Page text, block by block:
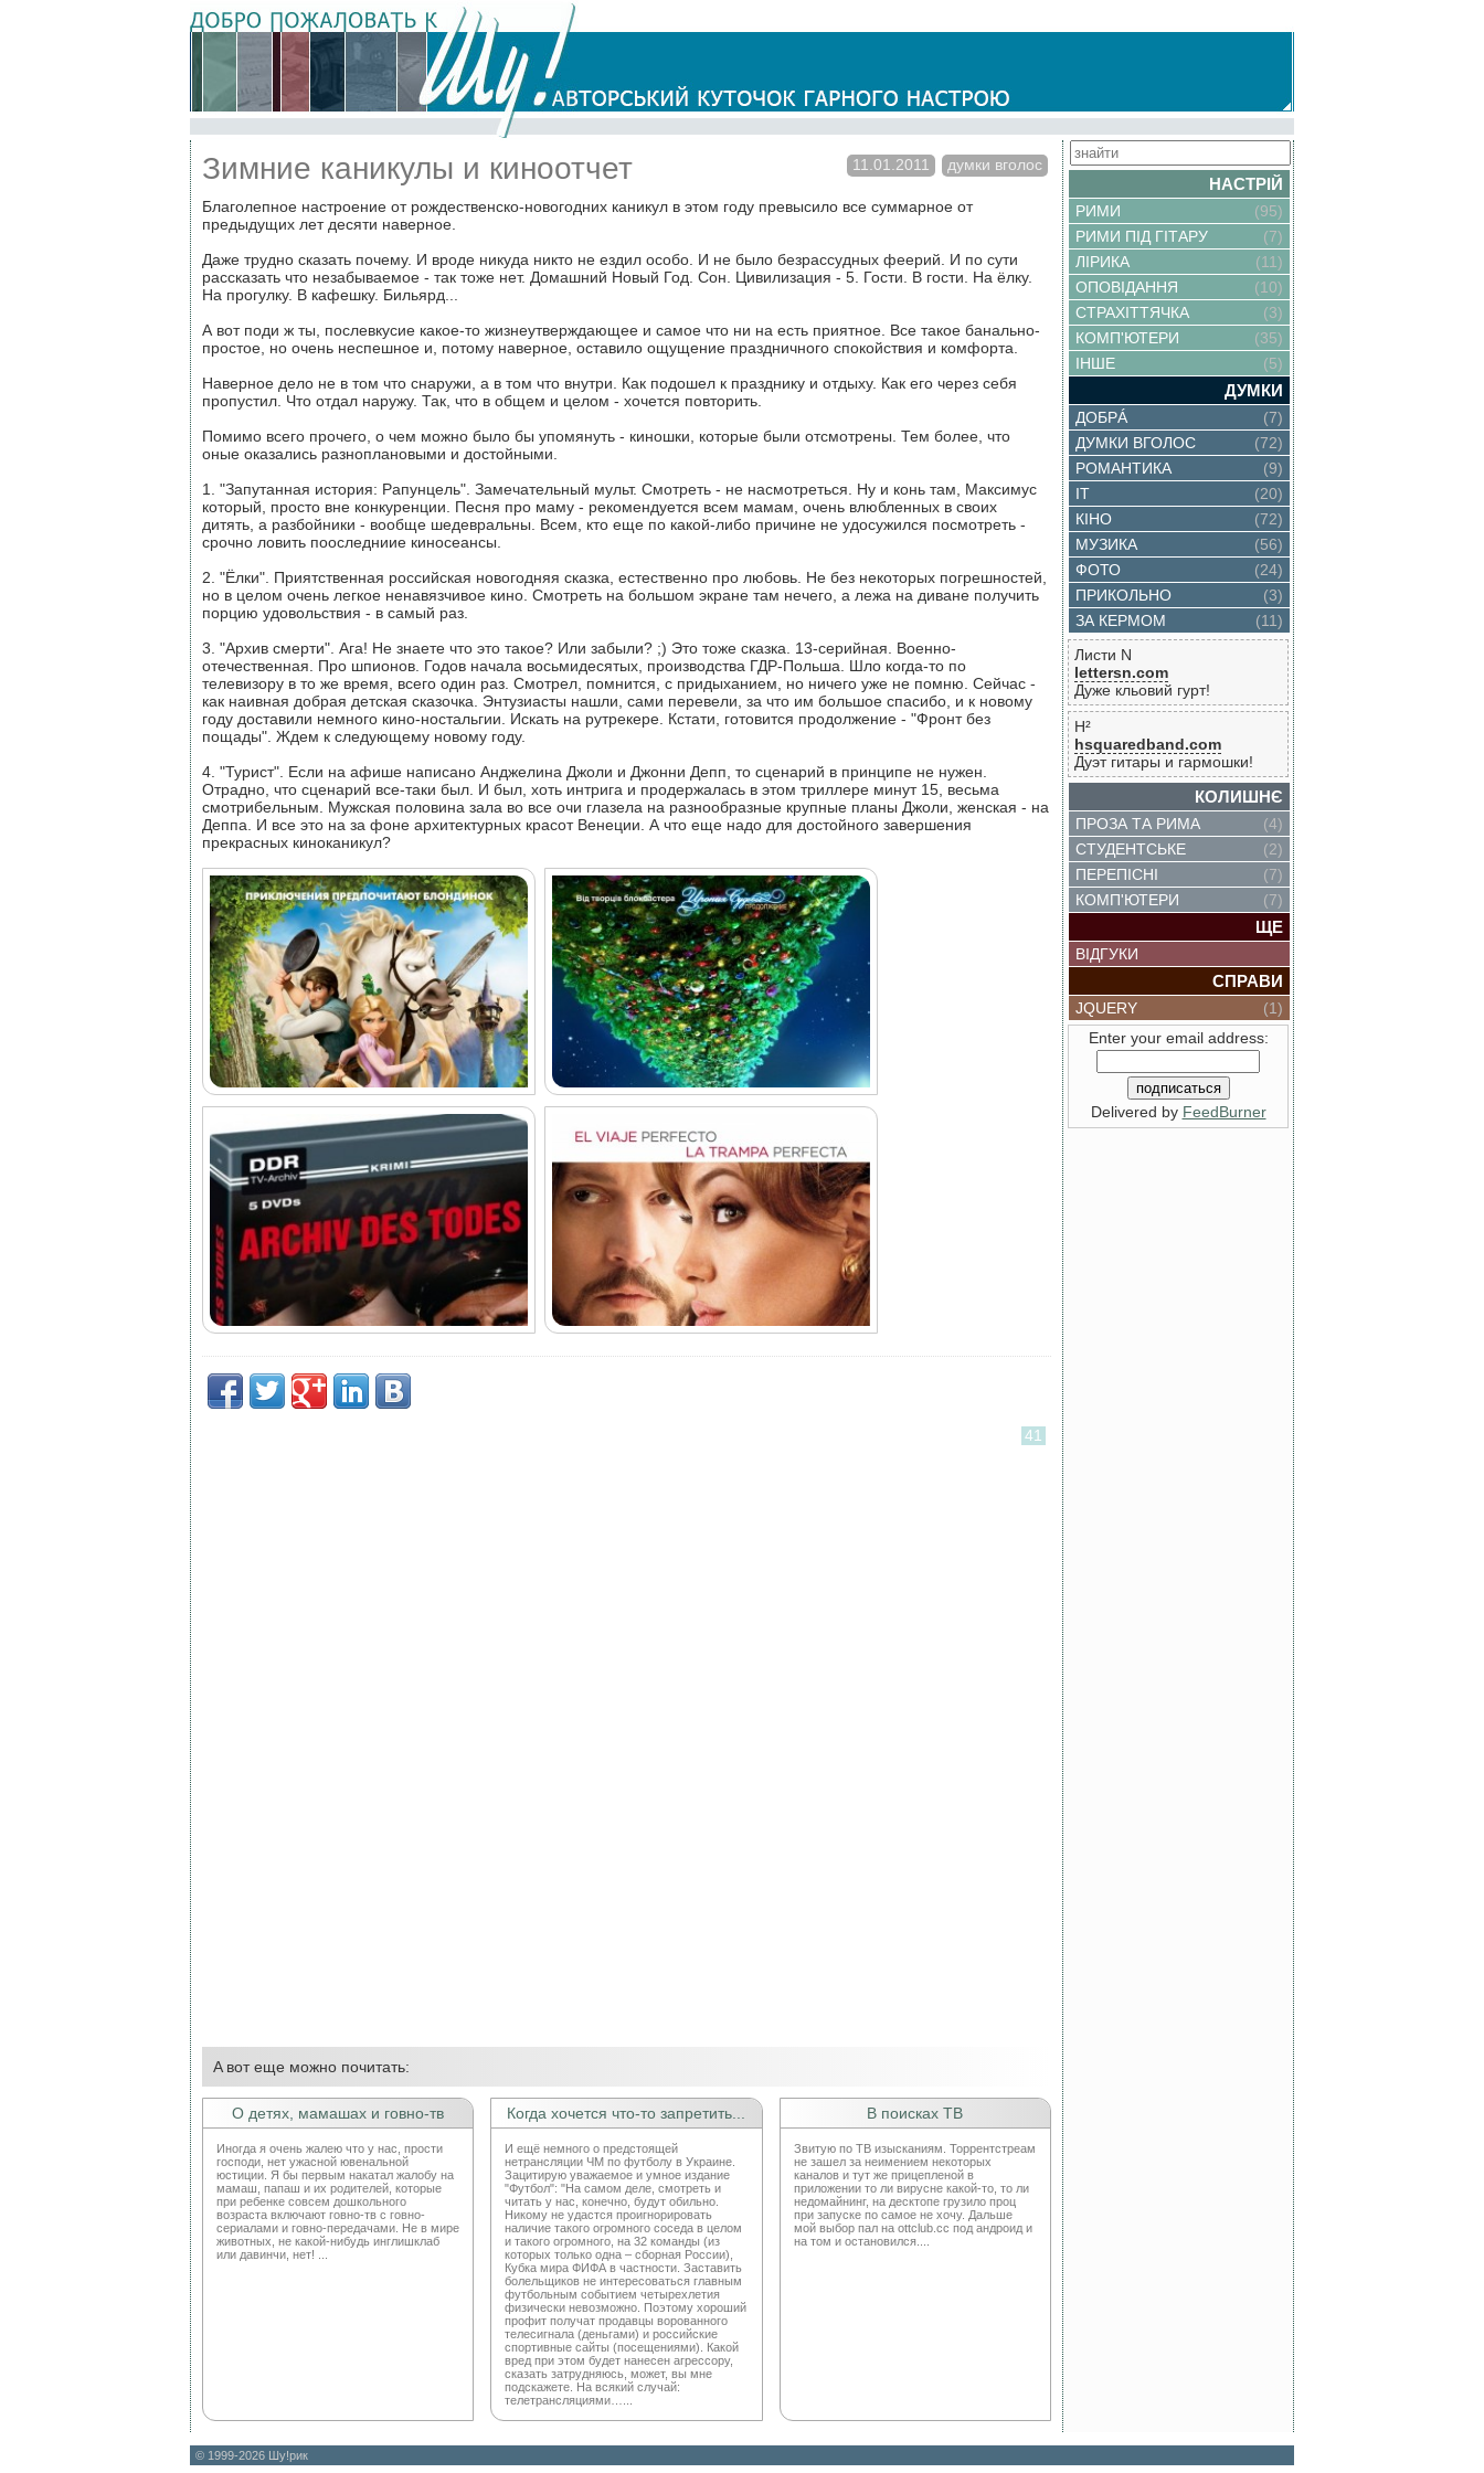
думки вголос
11.01.2011
Зимние каникулы и киноотчет
Благолепное настроение от рождественско-новогодних каникул в этом году превысило все суммарное от
предыдущих лет десяти наверное.
Даже трудно сказать почему. И вроде никуда никто не ездил особо. И не было безрассудных феерий. И по сути
рассказать что незабываемое - так тоже нет. Домашний Новый Год. Сон. Цивилизация - 5. Гости. В гости. На ёлку.
На прогулку. В кафешку. Бильярд...
А вот поди ж ты, послевкусие какое-то жизнеутверждающее и самое что ни на есть приятное. Все такое банально-
простое, но очень неспешное и, потому наверное, оставило ощущение праздничного спокойствия и комфорта.
Наверное дело не в том что снаружи, а в том что внутри. Как подошел к празднику и отдыху. Как его через себя
пропустил. Что отдал наружу. Так, что в общем и целом - хочется повторить.
Помимо всего прочего, о чем можно было бы упомянуть - киношки, которые были отсмотрены. Тем более, что
оные оказались разноплановыми и достойными.
1. "Запутанная история: Рапунцель". Замечательный мульт. Смотреть - не насмотреться. Ну и конь там, Максимус
который, просто вне конкуренции. Песня про маму - рекомендуется всем мамам, очень влюбленных в своих
дитять, а разбойники - вообще шедевральны. Всем, кто еще по какой-либо причине не удосужился посмотреть -
срочно ловить пооследниие киносеансы.
2. "Ёлки". Приятственная российская новогодняя сказка, естественно про любовь. Не без некоторых погрешностей,
но в целом очень легкое ненавязчивое кино. Смотреть на большом экране там нечего, а лежа на диване получить
порцию удовольствия - в самый раз.
3. "Архив смерти". Ага! Не знаете что это такое? Или забыли? ;) Это тоже сказка. 13-серийная. Военно-
отечественная. Про шпионов. Годов начала восьмидесятых, производства ГДР-Польша. Шло когда-то по
телевизору в то же время, всего один раз. Смотрел, помнится, с придыханием, но ничего уже не помню. Сейчас -
как наивная добрая детская сказочка. Энтузиасты нашли, сами перевели, за что им большое спасибо, и к новому
году доставили немного кино-ностальгии. Искать на рутрекере. Кстати, готовится продолжение - "Фронт без
пощады". Ждем к следующему новому году.
4. "Турист". Если на афише написано Анджелина Джоли и Джонни Депп, то сценарий в принципе не нужен.
Отрадно, что сценарий все-таки был. И был, хоть интрига и продержалась в этом триллере минут 15, весьма
смотрибельным. Мужская половина зала во все очи глазела на разнообразные крупные планы Джоли, женская - на
Деппа. И все это на за фоне архитектурных красот Венеции. А что еще надо для достойного завершения
прекрасных киноканикул?
41
A вот еще можно почитать:
О детях, мамашах и говно-тв
Иногда я очень жалею что у нас, прости
господи, нет ужасной ювенальной
юстиции. Я бы первым накатал жалобу на
мамаш, папаш и их родителей, которые
при ребенке совсем дошкольного
возраста включают говно-тв с говно-
сериалами и говно-передачами. Не в мире
животных, не какой-нибудь инглишклаб
или давинчи, нет! ...
Когда хочется что-то запретить...
И ещё немного о предстоящей
нетрансляции ЧМ по футболу в Украине.
Зацитирую уважаемое и умное издание
"Футбол": "На самом деле, смотреть и
читать у нас, конечно, будут обильно.
Никому не удастся проигнорировать
наличие такого огромного соседа в целом
и такого огромного, на 32 команды (из
которых только одна – сборная России),
Кубка мира ФИФА в частности. Заставить
болельщиков не интересоваться главным
футбольным событием четырехлетия
физически невозможно. Поэтому хороший
профит получат продавцы ворованного
телесигнала (деньгами) и российские
спортивные сайты (посещениями). Какой
вред при этом будет нанесен агрессору,
сказать затрудняюсь, может, вы мне
подскажете. На всякий случай:
телетрансляциями…...
В поисках ТВ
Звитую по ТВ изысканиям. Торрентстреам
не зашел за неимением некоторых
каналов и тут же прицепленой в
приложении то ли вирусне какой-то, то ли
недомайнинг, на десктопе грузило проц
при запуске по самое не хочу. Дальше
мой выбор пал на ottclub.cc под андроид и
на том и остановился....
НАСТРІЙ
РИМИ
(95)
РИМИ ПІД ГІТАРУ
(7)
ЛІРИКА
(11)
ОПОВІДАННЯ
(10)
СТРАХІТТЯЧКА
(3)
КОМП'ЮТЕРИ
(35)
ІНШЕ
(5)
ДУМКИ
ДОБРÁ
(7)
ДУМКИ ВГОЛОС
(72)
РОМАНТИКА
(9)
IT
(20)
КІНО
(72)
МУЗИКА
(56)
ФОТО
(24)
ПРИКОЛЬНО
(3)
ЗА КЕРМОМ
(11)
Листи N
lettersn.com
Дуже кльовий гурт!
H²
hsquaredband.com
Дуэт гитары и гармошки!
КОЛИШНЄ
ПРОЗА ТА РИМА
(4)
СТУДЕНТСЬКЕ
(2)
ПЕРЕПІСНІ
(7)
КОМП'ЮТЕРИ
(7)
ЩЕ
ВІДГУКИ
СПРАВИ
JQUERY
(1)
Enter your email address:
Delivered by FeedBurner
© 1999-2026 Шу!рик